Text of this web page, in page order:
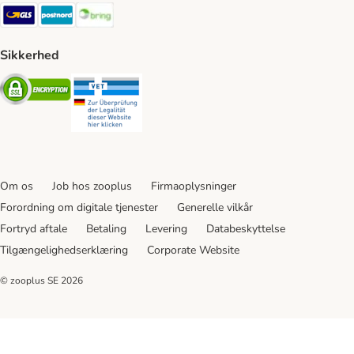
GLS Shipping Method
Postnord Shipping Method
Sikkerhed
Security
Om os Job hos zooplus
Firmaoplysninger
Forordning om digitale tjenester
Generelle vilkår
Fortryd aftale
Betaling Levering
Databeskyttelse
Tilgængelighedserklæring
Corporate Website
© zooplus SE 2026